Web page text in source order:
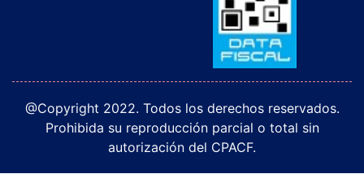
@Copyright 2022. Todos los derechos reservados.
Prohibida su reproducción parcial o total sin
autorización del CPACF.